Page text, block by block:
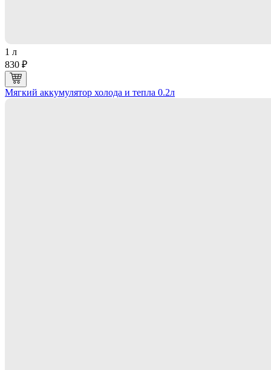
1 л
830 ₽
Мягкий аккумулятор холода и тепла 0.2л